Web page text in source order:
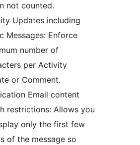
not counted.
Updates including
Messages: Enforce
number of
per Activity
or Comment.
Email content
restrictions: Allows you
only the first few
of the message so